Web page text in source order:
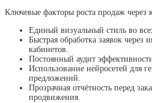
Ключевые факторы роста продаж через
Единый визуальный стиль во
Быстрая обработка заявок
кабинетов.
Постоянный аудит
Использование нейросетей для
предложений.
Прозрачная отчётность перед
продвижения.